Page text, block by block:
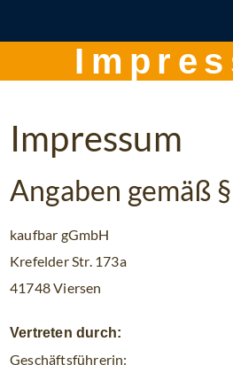
Impressum
Angaben gemäß
kaufbar gGmbH
Krefelder Str. 173a
41748 Viersen
Vertreten durch:
Geschäftsführerin: